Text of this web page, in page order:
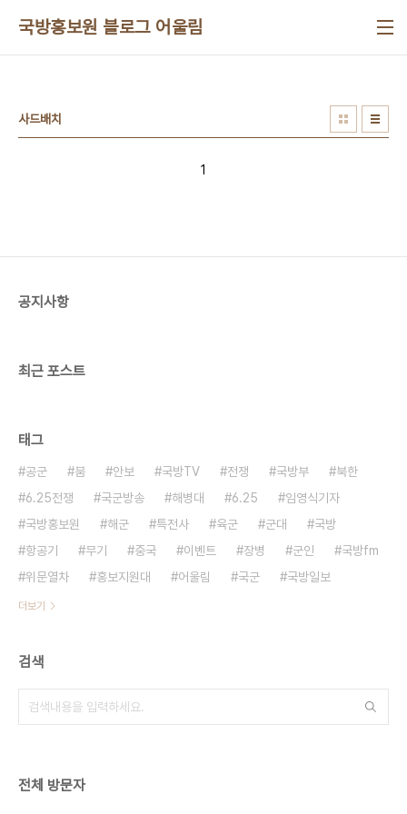
국방홍보원 블로그 어울림
사드배치
1
공지사항
최근 포스트
태그
공군 붐 안보 국방TV 전쟁 국방부
북한
6.25전쟁
국군방송 해병대 6.25
임영식기자
국방홍보원
해군 특전사 육군 군대
국방
항공기
무기 중국 이벤트 장병 군인
국방fm
위문열차
홍보지원대 어울림 국군 국방일보
더보기
검색
전체 방문자